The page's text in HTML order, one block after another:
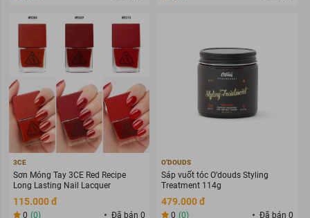
3CE
Sơn Móng Tay 3CE Red Recipe
Long Lasting Nail Lacquer
115.000 đ
0 (0) Đã bán 0
O’DOUDS
Sáp vuốt tóc O’douds Styling
Treatment 114g
479.000 đ
0 (0) Đã bán 0